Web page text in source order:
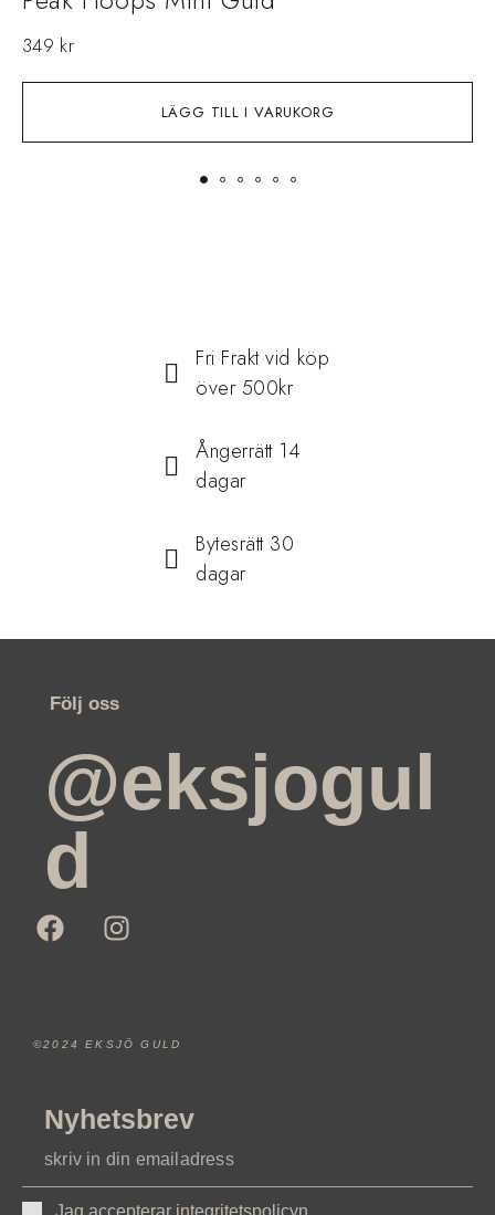
LÄGG TILL I VARUKORG
349 kr
Fri Frakt vid köp
över 500kr
Ångerrätt 14
dagar
Bytesrätt 30
dagar
Följ oss
@eksjogul
d
©2024 EKSJÖ GULD
Nyhetsbrev
Jag accepterar integritetspolicyn